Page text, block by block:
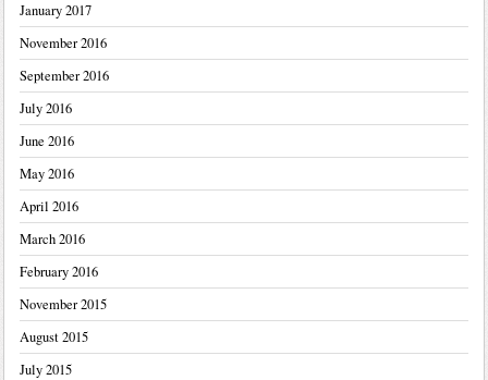
January 2017
November 2016
September 2016
July 2016
June 2016
May 2016
April 2016
March 2016
February 2016
November 2015
August 2015
July 2015